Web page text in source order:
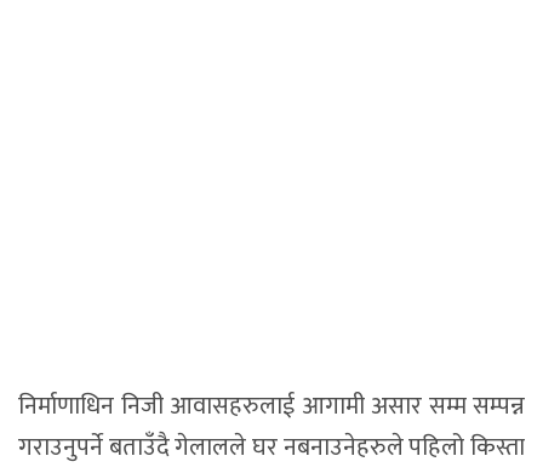
निर्माणाधिन निजी आवासहरुलाई आगामी असार सम्म सम्पन्न
गराउनुपर्ने बताउँदै गेलालले घर नबनाउनेहरुले पहिलो किस्ता